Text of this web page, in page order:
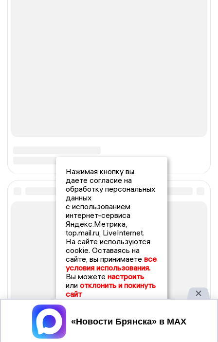
Нажимая кнопку вы
даете согласие на
обработку персональных
данных
с использованием
интернет-сервиса
Яндекс.Метрика,
top.mail.ru, LiveInternet.
На сайте используются
cookie. Оставаясь на
сайте, вы принимаете все
условия использования.
Вы можете настроить
или отклонить и покинуть
сайт
Принять